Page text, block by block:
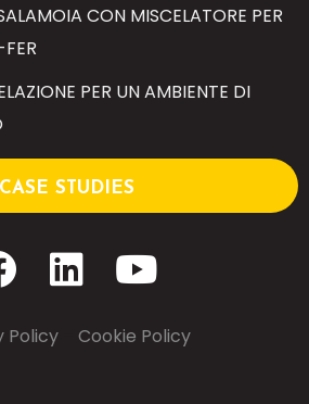
CON MISCELATORE PER
PER UN AMBIENTE DI
CASE STUDIES
Policy Cookie Policy